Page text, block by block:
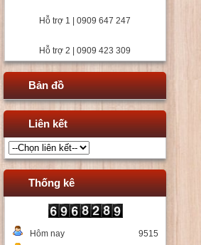
Hỗ trợ 1 | 0909 647 247
Hỗ trợ 2 | 0909 423 309
Bản đồ
Liên kết
Thống kê
Hôm nay
9515